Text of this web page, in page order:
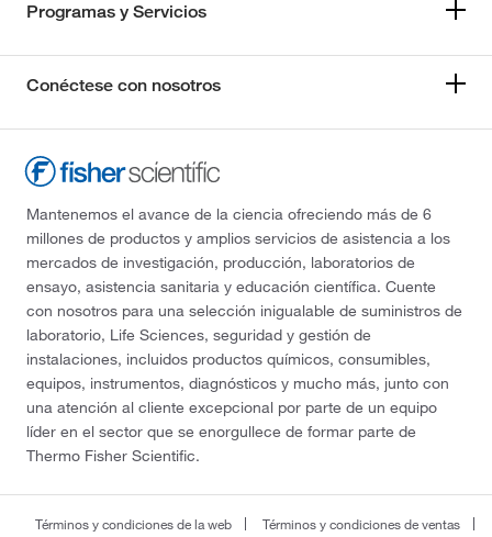
Programas y Servicios
Conéctese con nosotros
Mantenemos el avance de la ciencia ofreciendo más de 6
millones de productos y amplios servicios de asistencia a los
mercados de investigación, producción, laboratorios de
ensayo, asistencia sanitaria y educación científica. Cuente
con nosotros para una selección inigualable de suministros de
laboratorio, Life Sciences, seguridad y gestión de
instalaciones, incluidos productos químicos, consumibles,
equipos, instrumentos, diagnósticos y mucho más, junto con
una atención al cliente excepcional por parte de un equipo
líder en el sector que se enorgullece de formar parte de
Thermo Fisher Scientific.
Términos y condiciones de la web
Términos y condiciones de ventas